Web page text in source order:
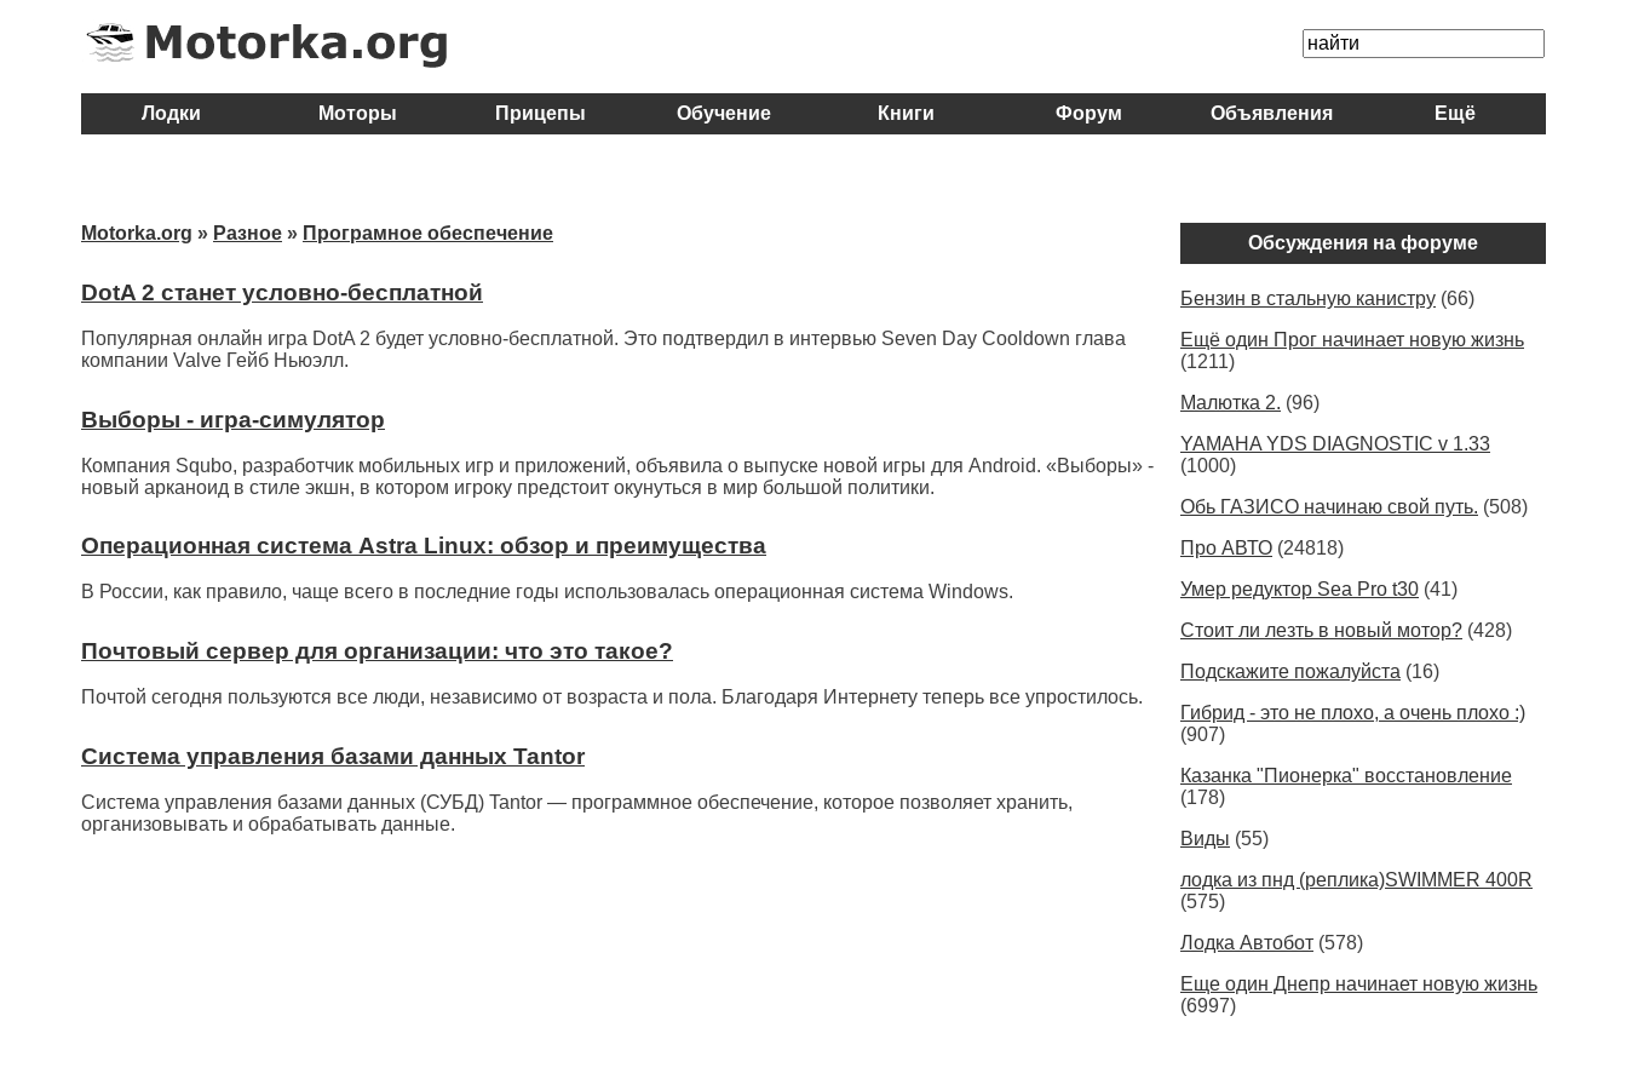
Лодки Моторы Прицепы Обучение Книги Форум Объявления Ещё
Motorka.org » Разное » Програмное обеспечение
DotA 2 станет условно-бесплатной
Популярная онлайн игра DotA 2 будет условно-бесплатной. Это подтвердил в интервью Seven Day Cooldown глава
компании Valve Гейб Ньюэлл.
Выборы - игра-симулятор
Компания Squbo, разработчик мобильных игр и приложений, объявила о выпуске новой игры для Android. «Выборы» -
новый арканоид в стиле экшн, в котором игроку предстоит окунуться в мир большой политики.
Операционная система Astra Linux: обзор и преимущества
В России, как правило, чаще всего в последние годы использовалась операционная система Windows.
Почтовый сервер для организации: что это такое?
Почтой сегодня пользуются все люди, независимо от возраста и пола. Благодаря Интернету теперь все упростилось.
Система управления базами данных Tantor
Система управления базами данных (СУБД) Tantor — программное обеспечение, которое позволяет хранить,
организовывать и обрабатывать данные.
Обсуждения на форуме
Бензин в стальную канистру (66)
Ещё один Прог начинает новую жизнь
(1211)
Малютка 2. (96)
YAMAHA YDS DIAGNOSTIC v 1.33
(1000)
Обь ГАЗИСО начинаю свой путь. (508)
Про АВТО (24818)
Умер редуктор Sea Pro t30 (41)
Стоит ли лезть в новый мотор? (428)
Подскажите пожалуйста (16)
Гибрид - это не плохо, а очень плохо :)
(907)
Казанка "Пионерка" восстановление
(178)
Виды (55)
лодка из пнд (реплика)SWIMMER 400R
(575)
Лодка Автобот (578)
Еще один Днепр начинает новую жизнь
(6997)